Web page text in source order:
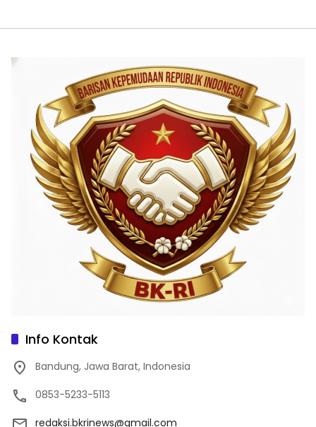
Info Kontak
Bandung, Jawa Barat, Indonesia
0853-5233-5113
redaksi.bkrinews@gmail.com